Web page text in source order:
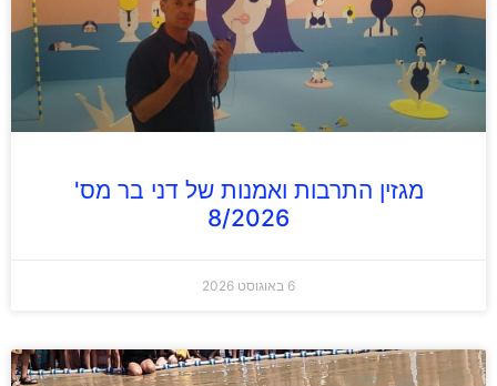
מגזין התרבות ואמנות של דני בר מס'
8/2026
6 באוגוסט 2026